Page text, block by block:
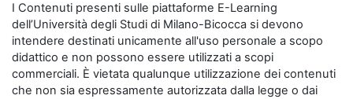
I Contenuti presenti sulle piattaforme E-Learning
dell’Università degli Studi di Milano-Bicocca si devono
intendere destinati unicamente all'uso personale a scopo
didattico e non possono essere utilizzati a scopi
commerciali. È vietata qualunque utilizzazione dei contenuti
che non sia espressamente autorizzata dalla legge o dai